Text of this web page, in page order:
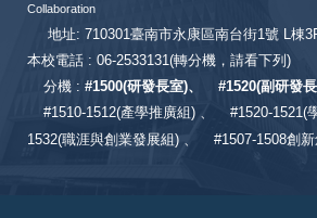
Collaboration
地址: 710301臺南市永康區南台街1號 L
本校電話 : 06-2533131(轉分機，請看下列)
分機 : #1500(研發長室)、 #1520(副研發
#1510-1512(產學推廣組) 、 #1520-1521(
1532(職涯與創業發展組) 、
#1507-1508創